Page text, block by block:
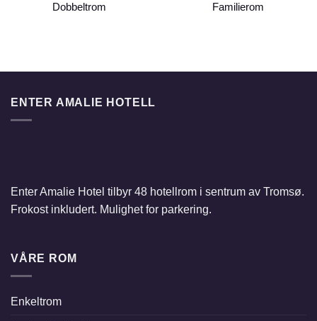
Dobbeltrom Familierom
ENTER AMALIE HOTELL
Enter Amalie Hotel tilbyr 48 hotellrom i sentrum av Tromsø.
Frokost inkludert. Mulighet for parkering.
VÅRE ROM
Enkeltrom